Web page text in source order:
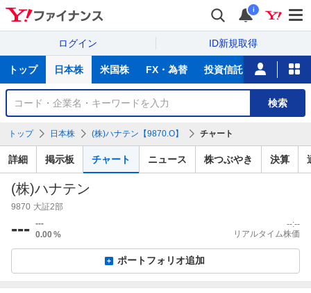
i
ログイン ID新規取得
サ
トップ 日本株 米国株 FX・為替 投資信託 ニュース
銘
検
索
検索
トップ 日本株 (株)ハナテン【9870.O】 チャート
詳細 掲示板 チャート ニュース 株つぶやき 決算
(株)ハナテン
9870 大証2部
--- ---
0.00%
--:--
リアルタイム株価
ポートフォリオ追加